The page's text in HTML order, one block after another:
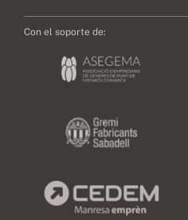
Con el soporte de: